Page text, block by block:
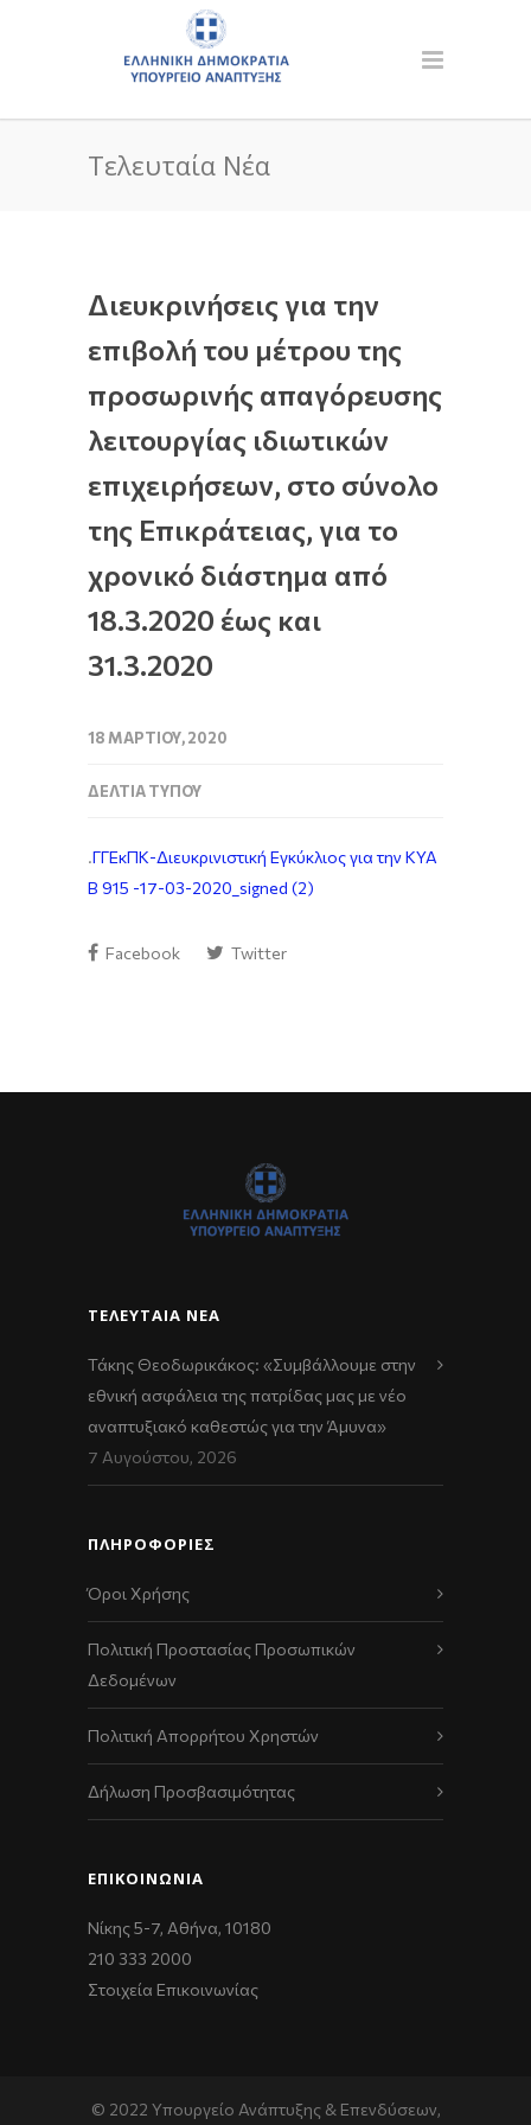
Τελευταία Νέα
Διευκρινήσεις για την
επιβολή του μέτρου της
προσωρινής απαγόρευσης
λειτουργίας ιδιωτικών
επιχειρήσεων, στο σύνολο
της Επικράτειας, για το
χρονικό διάστημα από
18.3.2020 έως και
31.3.2020
18 ΜΑΡΤΊΟΥ, 2020
ΔΕΛΤΊΑ ΤΎΠΟΥ
.ΓΓΕκΠΚ-Διευκρινιστική Εγκύκλιος για την ΚΥΑ
Β 915 -17-03-2020_signed (2)
Facebook Twitter
ΤΕΛΕΥΤΑΊΑ ΝΈΑ
Τάκης Θεοδωρικάκος: «Συμβάλλουμε στην
εθνική ασφάλεια της πατρίδας μας με νέο
αναπτυξιακό καθεστώς για την Άμυνα»
7 Αυγούστου, 2026
ΠΛΗΡΟΦΟΡΙΕΣ
Όροι Χρήσης
Πολιτική Προστασίας Προσωπικών
Δεδομένων
Πολιτική Απορρήτου Χρηστών
Δήλωση Προσβασιμότητας
ΕΠΙΚΟΙΝΩΝΊΑ
Νίκης 5-7, Αθήνα, 10180
210 333 2000
Στοιχεία Επικοινωνίας
© 2022 Υπουργείο Ανάπτυξης & Επενδύσεων,